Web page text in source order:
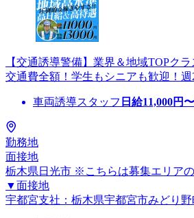
【交通誘導警備】業界＆地域TOPク
交通費全額！学生もシニアも歓迎！
車両誘導スタッフ 日給11,000円〜
勤務地
面接地
栃木県日光市 ※こちらは募集エリアの
▼面接地
宇都宮支社：栃木県宇都宮市みどり野